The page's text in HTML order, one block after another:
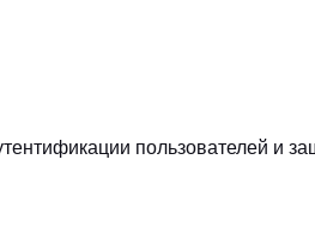
пользователей и